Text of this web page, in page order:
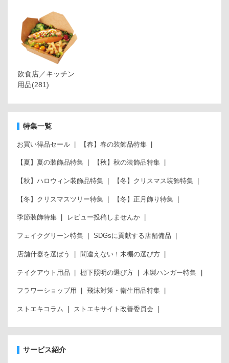
飲食店／キッチン
用品(281)
特集一覧
お買い得品セール 【春】春の装飾品特集
【夏】夏の装飾品特集 【秋】秋の装飾品特集
【秋】ハロウィン装飾品特集 【冬】クリスマス装飾特集
【冬】クリスマスツリー特集 【冬】正月飾り特集
季節装飾特集 レビュー投稿しませんか
フェイクグリーン特集 SDGsに貢献する店舗備品
店舗什器を選ぼう 間違えない！木棚の選び方
テイクアウト用品 棚下照明の選び方 木製ハンガー特集
フラワーショップ用 飛沫対策・衛生用品特集
ストエキコラム ストエキサイト改善委員会
サービス紹介